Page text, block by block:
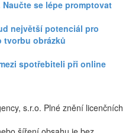
Naučte se lépe promptovat
největší potenciál pro
tvorbu obrázků
spotřebiteli při online
s.r.o. Plné znění licenčních